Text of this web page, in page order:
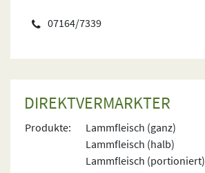
07164/7339
DIREKTVERMARKTER
Produkte:
Lammfleisch (ganz)
Lammfleisch (halb)
Lammfleisch (portioniert)